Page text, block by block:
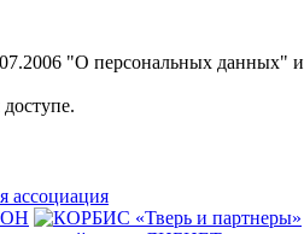
"О персональных данных" и